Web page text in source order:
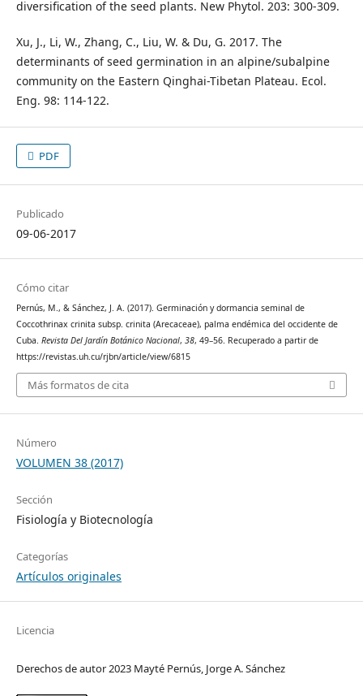
diversification of the seed plants. New Phytol. 203: 300-309.
Xu, J., Li, W., Zhang, C., Liu, W. & Du, G. 2017. The
determinants of seed germination in an alpine/subalpine
community on the Eastern Qinghai-Tibetan Plateau. Ecol.
Eng. 98: 114-122.
PDF
Publicado
09-06-2017
Cómo citar
Pernús, M., & Sánchez, J. A. (2017). Germinación y dormancia seminal de
Coccothrinax crinita subsp. crinita (Arecaceae), palma endémica del occidente de
Cuba. Revista Del Jardín Botánico Nacional, 38, 49–56. Recuperado a partir de
https://revistas.uh.cu/rjbn/article/view/6815
Más formatos de cita
Número
VOLUMEN 38 (2017)
Sección
Fisiología y Biotecnología
Categorías
Artículos originales
Licencia
Derechos de autor 2023 Mayté Pernús, Jorge A. Sánchez